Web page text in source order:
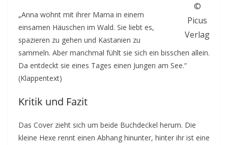
©
Picus
Verlag
„Anna wohnt mit ihrer Mama in einem
einsamen Häuschen im Wald. Sie liebt es,
spazieren zu gehen und Kastanien zu
sammeln. Aber manchmal fühlt sie sich ein bisschen allein.
Da entdeckt sie eines Tages einen Jungen am See.“
(Klappentext)
Kritik und Fazit
Das Cover zieht sich um beide Buchdeckel herum. Die
kleine Hexe rennt einen Abhang hinunter, hinter ihr ist eine